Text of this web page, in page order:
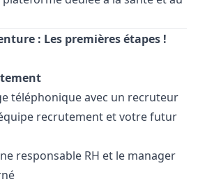
: Les premières étapes !
téléphonique avec un recruteur
recrutement et votre futur
responsable RH et le manager